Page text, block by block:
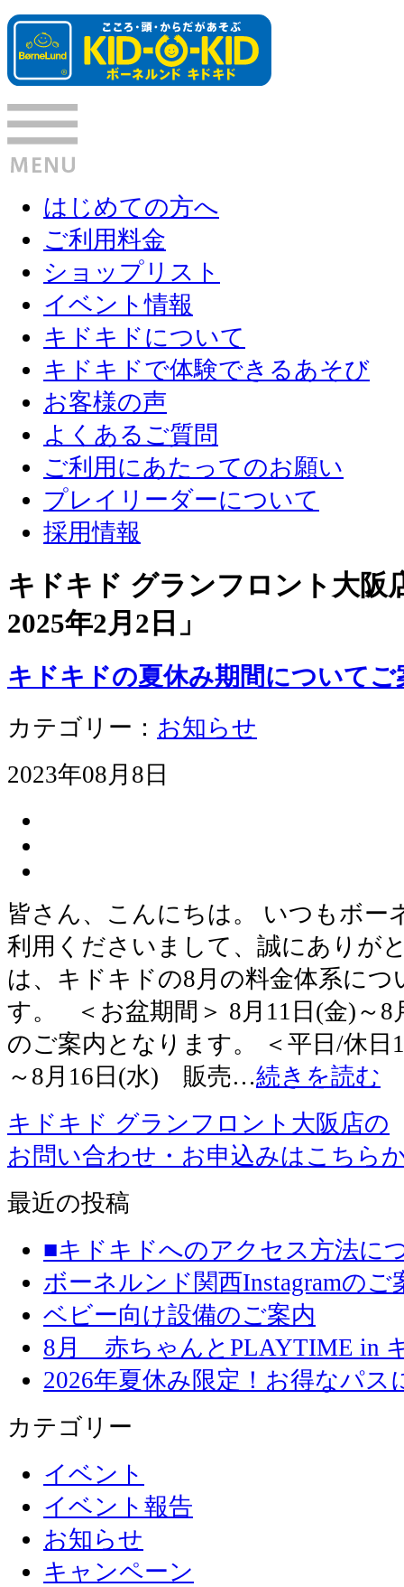
はじめての方へ
ご利用料金
ショップリスト
イベント情報
キドキドについて
キドキドで体験できるあそび
お客様の声
よくあるご質問
ご利用にあたってのお願い
プレイリーダーについて
採用情報
キドキド グランフロント大
2025年2月2日 」
キドキドの夏休み期間についてご
カテゴリー： お知らせ
2023年08月8日
皆さん、こんにちは。 いつもボー
利用くださいまして、誠にありが
は、キドキドの8月の料金体系に
す。 ＜お盆期間＞ 8月11日(金)～
のご案内となります。 ＜平日/休日
～8月16日(水) 販売…続きを読む
キドキド グランフロント大阪店の
お問い合わせ・お申込みはこちら
最近の投稿
■キドキドへのアクセス方法に
ボーネルンド関西Instagramのご
ベビー向け設備のご案内
8月 赤ちゃんとPLAYTIME in
2026年夏休み限定！お得なパス
カテゴリー
イベント
イベント報告
お知らせ
キャンペーン